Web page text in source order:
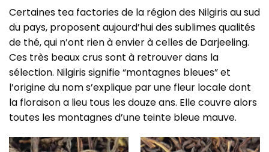
Certaines tea factories de la région des Nilgiris au sud
du pays, proposent aujourd’hui des sublimes qualités
de thé, qui n’ont rien à envier à celles de Darjeeling.
Ces très beaux crus sont à retrouver dans la
sélection. Nilgiris signifie “montagnes bleues” et
l’origine du nom s’explique par une fleur locale dont
la floraison a lieu tous les douze ans. Elle couvre alors
toutes les montagnes d’une teinte bleue mauve.